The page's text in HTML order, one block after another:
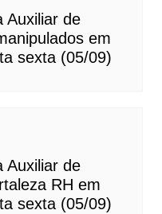
Auxiliar de
em
sexta (05/09)
Auxiliar de
RH em
sexta (05/09)